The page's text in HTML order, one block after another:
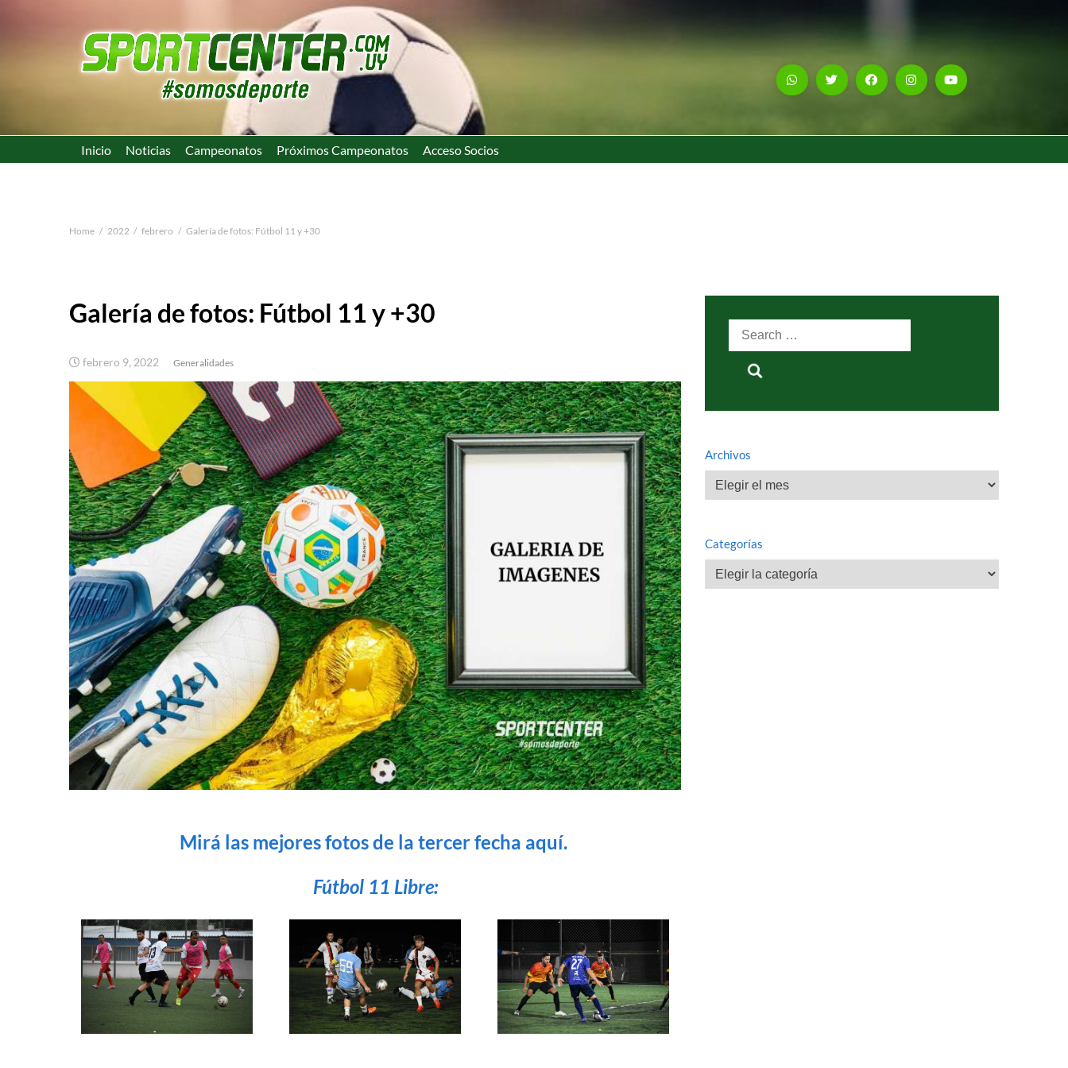
Inicio Noticias Campeonatos Próximos Campeonatos Acceso Socios
Home 2022 febrero Galería de fotos: Fútbol 11 y +30
Galería de fotos: Fútbol 11 y +30
febrero 9, 2022 Generalidades
Mirá las mejores fotos de la tercer fecha aquí.
Fútbol 11 Libre:
Search
for:
Archivos
Archivos
Categorías
Categorías